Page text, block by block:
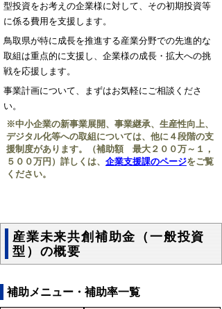
型投資をお考えの企業様に対して、その初期投資等
に係る費用を支援します。
鳥取県が特に成長を推進する産業分野での先進的な
取組は重点的に支援し、企業様の成長・拡大への挑
戦を応援します。
事業計画について、まずはお気軽にご相談くださ
い。
※中小企業の新事業展開、事業継承、生産性向上、
デジタル化等への取組については、他に４段階の支
援制度があります。（補助額 最大２００万～１，
５００万円）詳しくは、 企業支援課のページをご覧
ください。
産業未来共創補助金（一般投資
型）の概要
補助メニュー・補助率一覧